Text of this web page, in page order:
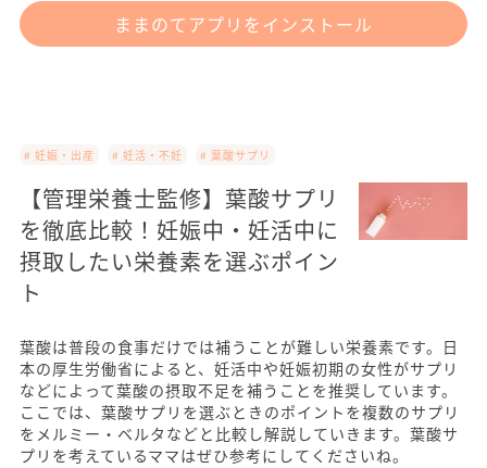
ままのてアプリをインストール
# 妊娠・出産 # 妊活・不妊 # 葉酸サプリ
【管理栄養士監修】葉酸サプリ
を徹底比較！妊娠中・妊活中に
摂取したい栄養素を選ぶポイン
ト
葉酸は普段の食事だけでは補うことが難しい栄養素です。日
本の厚生労働省によると、妊活中や妊娠初期の女性がサプリ
などによって葉酸の摂取不足を補うことを推奨しています。
ここでは、葉酸サプリを選ぶときのポイントを複数のサプリ
をメルミー・ベルタなどと比較し解説していきます。葉酸サ
プリを考えているママはぜひ参考にしてくださいね。